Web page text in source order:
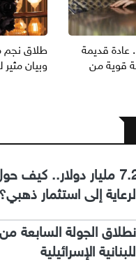
عادة قديمة
قوية من
طلاق نجم
وبيان
7.2 مليار دولار.. كيف
إلى استثمار ذهبي؟
الجولة السابعة
الإسرائيلية